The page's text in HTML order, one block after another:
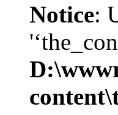
Notice: